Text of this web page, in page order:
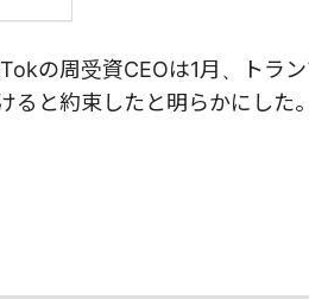
の周受資CEOは1月、トラン
と約束したと明らかにした